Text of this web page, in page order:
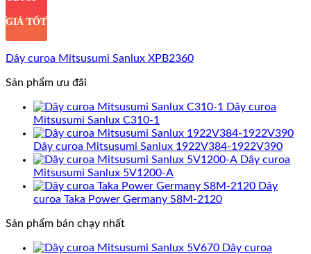
GIÁ TỐT
Dây curoa Mitsusumi Sanlux XPB2360
Sản phẩm ưu đãi
Dây curoa
Mitsusumi Sanlux C310-1
Dây curoa Mitsusumi Sanlux 1922V384-1922V390
Dây curoa
Mitsusumi Sanlux 5V1200-A
Dây
curoa Taka Power Germany S8M-2120
Sản phẩm bán chạy nhất
Dây curoa